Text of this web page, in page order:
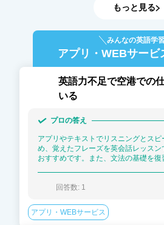
もっと見る
みんなの英語学
アプリ・WEBサービ
英語力不足で空港での
いる
プロの答え
アプリやテキストでリスニングとスピ
め、覚えたフレーズを英会話レッス
おすすめです。また、文法の基礎を
回答数: 1
アプリ・WEBサービス